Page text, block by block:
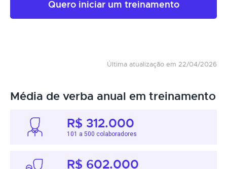
Quero iniciar um treinamento
Última atualização em 22/04/2026
Média de verba anual em treinamento
R$ 312.000
101 a 500 colaboradores
R$ 602.000